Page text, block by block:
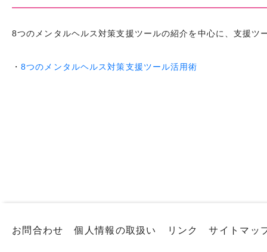
8つのメンタルヘルス対策支援ツールの紹介を中心に、支援ツ
・​8つのメンタルヘルス対策支援ツール活用術
お問合わせ 個人情報の取扱い リンク サイトマッ